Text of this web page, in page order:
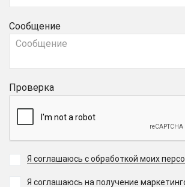
Сообщение
Проверка
Я соглашаюсь с обработкой моих
Я соглашаюсь на получение